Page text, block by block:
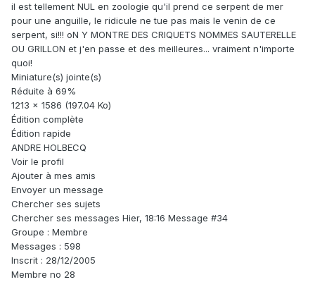
il est tellement NUL en zoologie qu'il prend ce serpent de mer
pour une anguille, le ridicule ne tue pas mais le venin de ce
serpent, si!!! oN Y MONTRE DES CRIQUETS NOMMES SAUTERELLE
OU GRILLON et j'en passe et des meilleures... vraiment n'importe
quoi!
Miniature(s) jointe(s)
Réduite à 69%
1213 x 1586 (197.04 Ko)
Édition complète
Édition rapide
ANDRE HOLBECQ
Voir le profil
Ajouter à mes amis
Envoyer un message
Chercher ses sujets
Chercher ses messages Hier, 18:16 Message #34
Groupe : Membre
Messages : 598
Inscrit : 28/12/2005
Membre no 28